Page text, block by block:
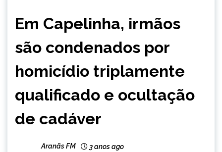
NOTÍCIAS
Em Capelinha, irmãos
são condenados por
homicídio triplamente
qualificado e ocultação
de cadáver
Aranãs FM 3 anos ago